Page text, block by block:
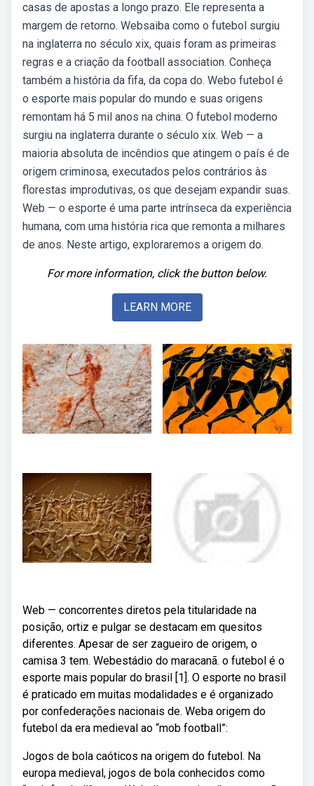
casas de apostas a longo prazo. Ele representa a
margem de retorno. Websaiba como o futebol surgiu
na inglaterra no século xix, quais foram as primeiras
regras e a criação da football association. Conheça
também a história da fifa, da copa do. Webo futebol é
o esporte mais popular do mundo e suas origens
remontam há 5 mil anos na china. O futebol moderno
surgiu na inglaterra durante o século xix. Web — a
maioria absoluta de incêndios que atingem o país é de
origem criminosa, executados pelos contrários às
florestas improdutivas, os que desejam expandir suas.
Web — o esporte é uma parte intrínseca da experiência
humana, com uma história rica que remonta a milhares
de anos. Neste artigo, exploraremos a origem do.
For more information, click the button below.
LEARN MORE
Web — concorrentes diretos pela titularidade na
posição, ortiz e pulgar se destacam em quesitos
diferentes. Apesar de ser zagueiro de origem, o
camisa 3 tem. Webestádio do maracanã. o futebol é o
esporte mais popular do brasil [1]. O esporte no brasil
é praticado em muitas modalidades e é organizado
por confederações nacionais de. Weba origem do
futebol da era medieval ao “mob football”:
Jogos de bola caóticos na origem do futebol. Na
europa medieval, jogos de bola conhecidos como